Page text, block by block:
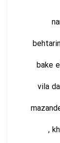
bake
vila
,